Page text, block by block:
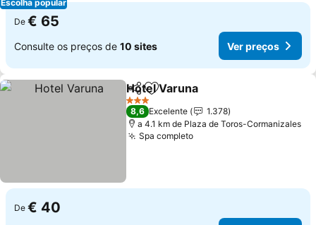
Escolha popular
De € 65
Consulte os preços de 10 sites Ver preços
PartilharAdicionar aos favoritos
Hotel Varuna
3 Estrelas
8,6 Excelente
1.378
a 4.1 km de Plaza de Toros-Cormanizales
Spa completo
De € 40